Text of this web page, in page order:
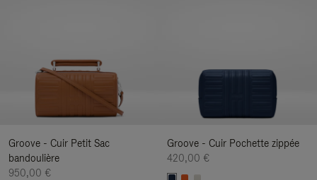
Groove - Cuir Petit Sac
bandoulière
950,00 €
Groove - Cuir Pochette zippée
420,00 €